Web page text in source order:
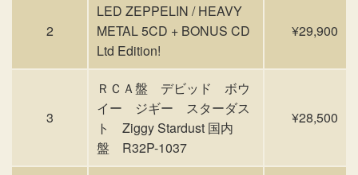
2
LED ZEPPELIN / HEAVY
METAL 5CD + BONUS CD
Ltd Edition!
¥29,900
3
ＲＣＡ盤 デビッド ボウ
イー ジギー スターダス
ト Ziggy Stardust 国内
盤 R32P-1037
¥28,500